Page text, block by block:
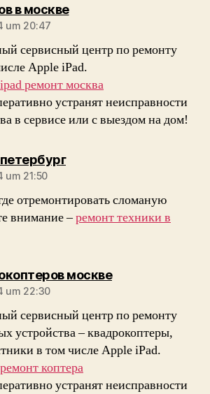
в москвеsagt:
um 20:47
сервисный центр по ремонту
Apple iPad.
ipad ремонт москва
устранят неисправности
в сервисе или с выездом на дом!
sagt:
um 21:50
отремонтировать сломаную
внимание –ремонт техники в
москвеsagt:
um 22:30
сервисный центр по ремонту
устройства – квадрокоптеры,
в том числе Apple iPad.
ремонт коптера
устранят неисправности